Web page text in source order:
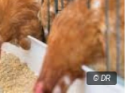
© DR